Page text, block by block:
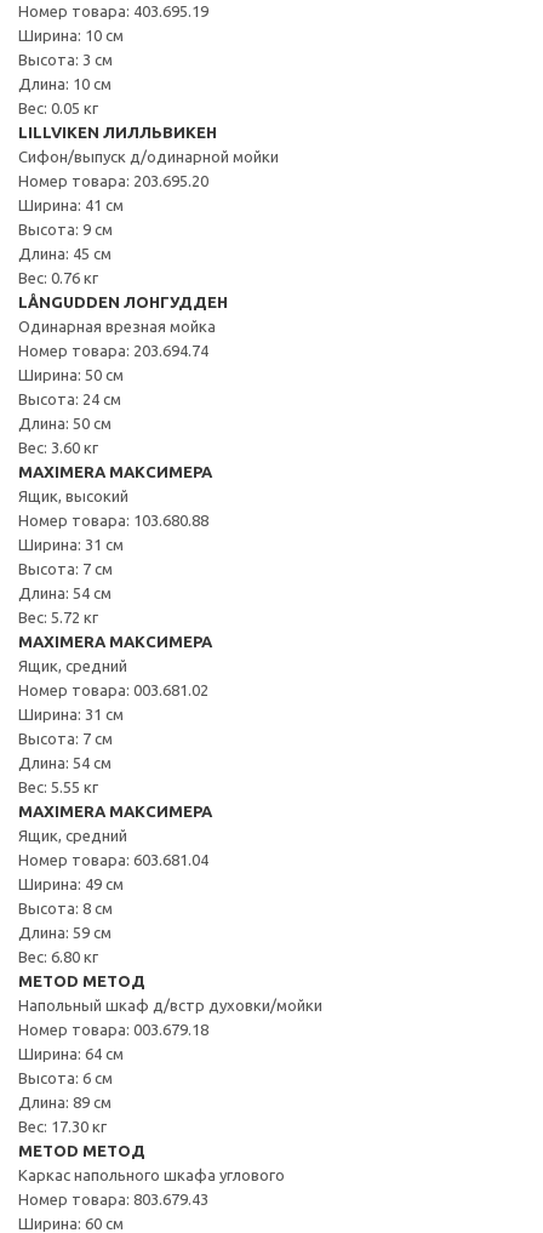
Номер товара: 403.695.19
Ширина: 10 см
Высота: 3 см
Длина: 10 см
Вес: 0.05 кг
LILLVIKEN ЛИЛЛЬВИКЕН
Сифон/выпуск д/одинарной мойки
Номер товара: 203.695.20
Ширина: 41 см
Высота: 9 см
Длина: 45 см
Вес: 0.76 кг
LÅNGUDDEN ЛОНГУДДЕН
Одинарная врезная мойка
Номер товара: 203.694.74
Ширина: 50 см
Высота: 24 см
Длина: 50 см
Вес: 3.60 кг
MAXIMERA МАКСИМЕРА
Ящик, высокий
Номер товара: 103.680.88
Ширина: 31 см
Высота: 7 см
Длина: 54 см
Вес: 5.72 кг
MAXIMERA МАКСИМЕРА
Ящик, средний
Номер товара: 003.681.02
Ширина: 31 см
Высота: 7 см
Длина: 54 см
Вес: 5.55 кг
MAXIMERA МАКСИМЕРА
Ящик, средний
Номер товара: 603.681.04
Ширина: 49 см
Высота: 8 см
Длина: 59 см
Вес: 6.80 кг
METOD МЕТОД
Напольный шкаф д/встр духовки/мойки
Номер товара: 003.679.18
Ширина: 64 см
Высота: 6 см
Длина: 89 см
Вес: 17.30 кг
METOD МЕТОД
Каркас напольного шкафа углового
Номер товара: 803.679.43
Ширина: 60 см